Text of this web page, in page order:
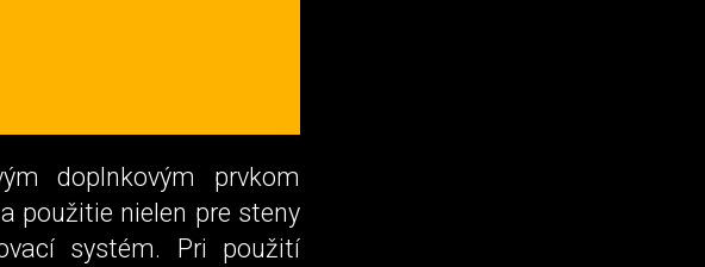
doplnkovým prvkom
použitie nielen pre steny
systém. Pri použití